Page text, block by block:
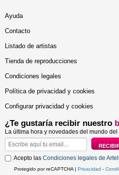
Ayuda
Contacto
Listado de artistas
Tienda de reproducciones
Condiciones legales
Política de privacidad y cookies
Configurar privacidad y cookies
¿Te gustaría recibir nuestro
La última hora y novedades del mundo
Acepto las Condiciones legales de
Protegido por reCAPTCHA | Privacidad -